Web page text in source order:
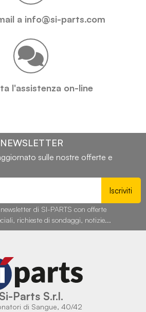
a info@si-parts.com
l'assistenza on-line
sulle nostre offerte e
Iscriviti
di SI-PARTS con offerte
richieste di sondaggi, notizie...
Si-Parts S.r.l.
di Sangue, 40/42